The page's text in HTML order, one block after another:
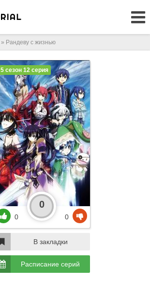
» Рандеву с жизнью
5 сезон 12 серия
0
0
0
В закладки
Расписание серий